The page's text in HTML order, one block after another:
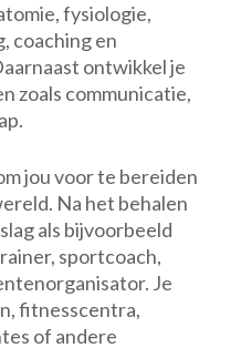
fysiologie,
coaching en
ontwikkel je
zoals communicatie,
jou voor te bereiden
Na het behalen
als bijvoorbeeld
sportcoach,
Je
fitnesscentra,
of andere